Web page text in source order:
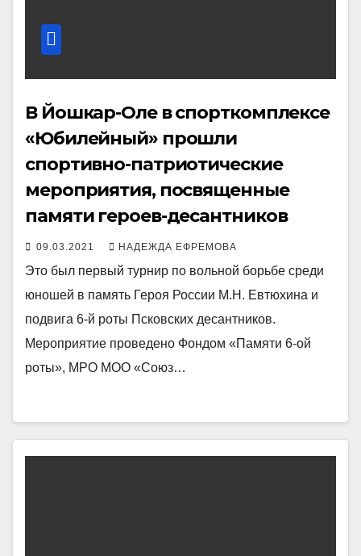
В Йошкар-Оле в спорткомплексе
«Юбилейный» прошли
спортивно-патриотические
мероприятия, посвященные
памяти героев-десантников
09.03.2021 НАДЕЖДА ЕФРЕМОВА
Это был первый турнир по вольной борьбе среди
юношей в память Героя России М.Н. Евтюхина и
подвига 6-й роты Псковских десантников.
Мероприятие проведено Фондом «Памяти 6-ой
роты», МРО МОО «Союз…